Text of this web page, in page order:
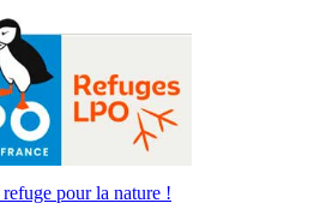
pour la nature !